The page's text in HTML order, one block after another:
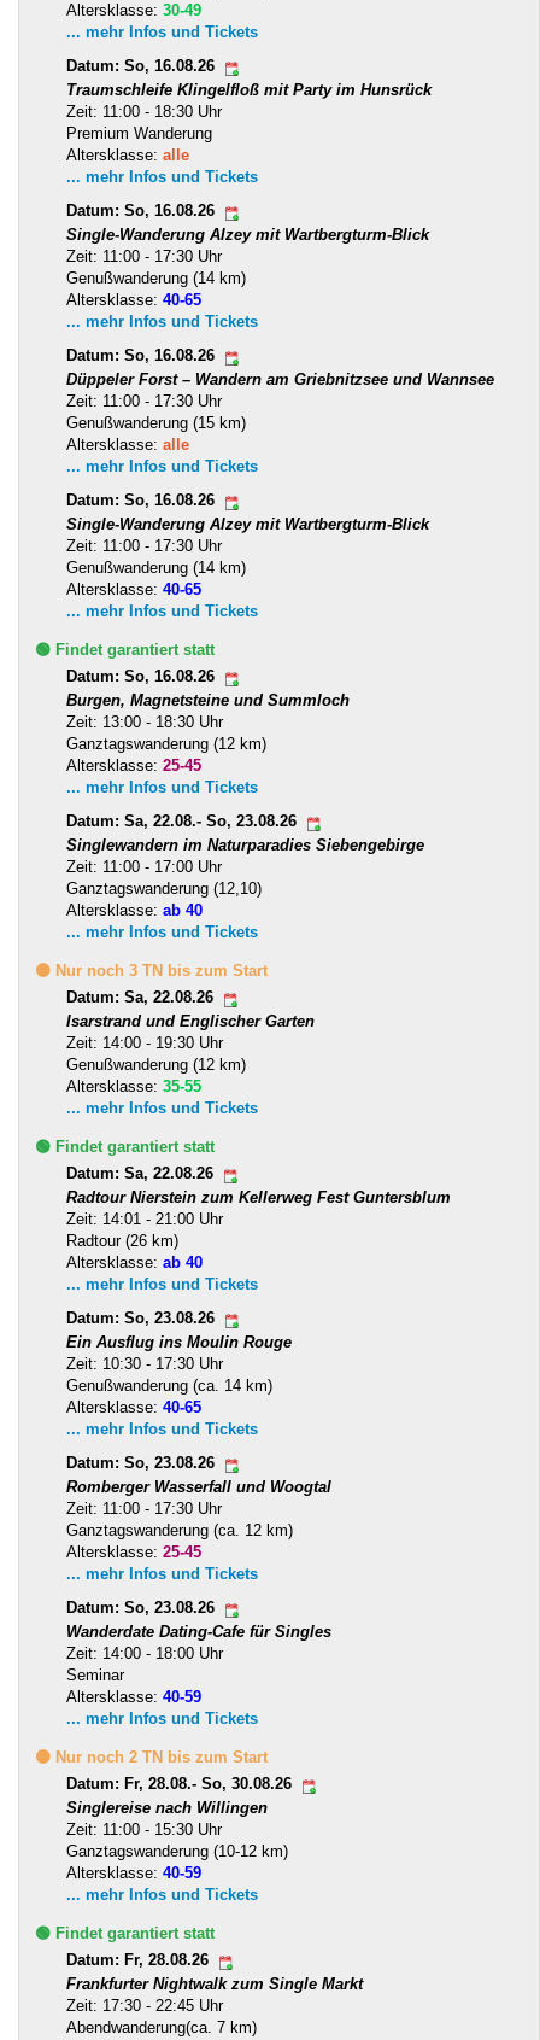
Altersklasse: 30-49
... mehr Infos und Tickets
Datum: So, 16.08.26
Traumschleife Klingelfloß mit Party im Hunsrück
Zeit: 11:00 - 18:30 Uhr
Premium Wanderung
Altersklasse: alle
... mehr Infos und Tickets
Datum: So, 16.08.26
Single-Wanderung Alzey mit Wartbergturm-Blick
Zeit: 11:00 - 17:30 Uhr
Genußwanderung (14 km)
Altersklasse: 40-65
... mehr Infos und Tickets
Datum: So, 16.08.26
Düppeler Forst – Wandern am Griebnitzsee und Wannsee
Zeit: 11:00 - 17:30 Uhr
Genußwanderung (15 km)
Altersklasse: alle
... mehr Infos und Tickets
Datum: So, 16.08.26
Single-Wanderung Alzey mit Wartbergturm-Blick
Zeit: 11:00 - 17:30 Uhr
Genußwanderung (14 km)
Altersklasse: 40-65
... mehr Infos und Tickets
🟢 Findet garantiert statt
Datum: So, 16.08.26
Burgen, Magnetsteine und Summloch
Zeit: 13:00 - 18:30 Uhr
Ganztagswanderung (12 km)
Altersklasse: 25-45
... mehr Infos und Tickets
Datum: Sa, 22.08.- So, 23.08.26
Singlewandern im Naturparadies Siebengebirge
Zeit: 11:00 - 17:00 Uhr
Ganztagswanderung (12,10)
Altersklasse: ab 40
... mehr Infos und Tickets
🟡 Nur noch 3 TN bis zum Start
Datum: Sa, 22.08.26
Isarstrand und Englischer Garten
Zeit: 14:00 - 19:30 Uhr
Genußwanderung (12 km)
Altersklasse: 35-55
... mehr Infos und Tickets
🟢 Findet garantiert statt
Datum: Sa, 22.08.26
Radtour Nierstein zum Kellerweg Fest Guntersblum
Zeit: 14:01 - 21:00 Uhr
Radtour (26 km)
Altersklasse: ab 40
... mehr Infos und Tickets
Datum: So, 23.08.26
Ein Ausflug ins Moulin Rouge
Zeit: 10:30 - 17:30 Uhr
Genußwanderung (ca. 14 km)
Altersklasse: 40-65
... mehr Infos und Tickets
Datum: So, 23.08.26
Romberger Wasserfall und Woogtal
Zeit: 11:00 - 17:30 Uhr
Ganztagswanderung (ca. 12 km)
Altersklasse: 25-45
... mehr Infos und Tickets
Datum: So, 23.08.26
Wanderdate Dating-Cafe für Singles
Zeit: 14:00 - 18:00 Uhr
Seminar
Altersklasse: 40-59
... mehr Infos und Tickets
🟡 Nur noch 2 TN bis zum Start
Datum: Fr, 28.08.- So, 30.08.26
Singlereise nach Willingen
Zeit: 11:00 - 15:30 Uhr
Ganztagswanderung (10-12 km)
Altersklasse: 40-59
... mehr Infos und Tickets
🟢 Findet garantiert statt
Datum: Fr, 28.08.26
Frankfurter Nightwalk zum Single Markt
Zeit: 17:30 - 22:45 Uhr
Abendwanderung(ca. 7 km)